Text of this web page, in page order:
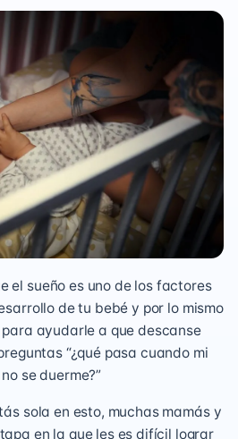
el sueño es uno de los factores
de tu bebé y por lo mismo
ayudarle a que descanse
“¿qué pasa cuando mi
se duerme?”
sola en esto, muchas mamás y
en la que les es difícil lograr